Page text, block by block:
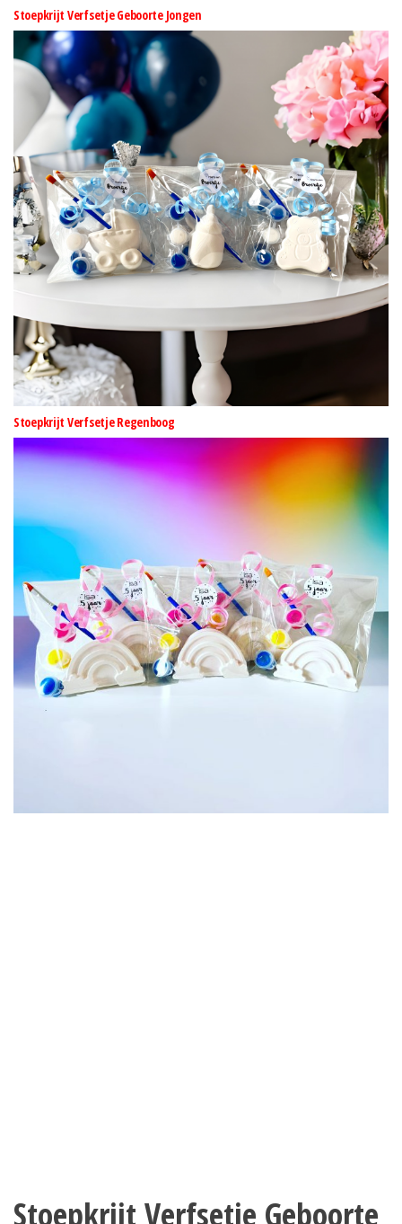
Stoepkrijt Verfsetje Geboorte Jongen
Stoepkrijt Verfsetje Regenboog
Stoepkrijt Verfsetje Geboorte